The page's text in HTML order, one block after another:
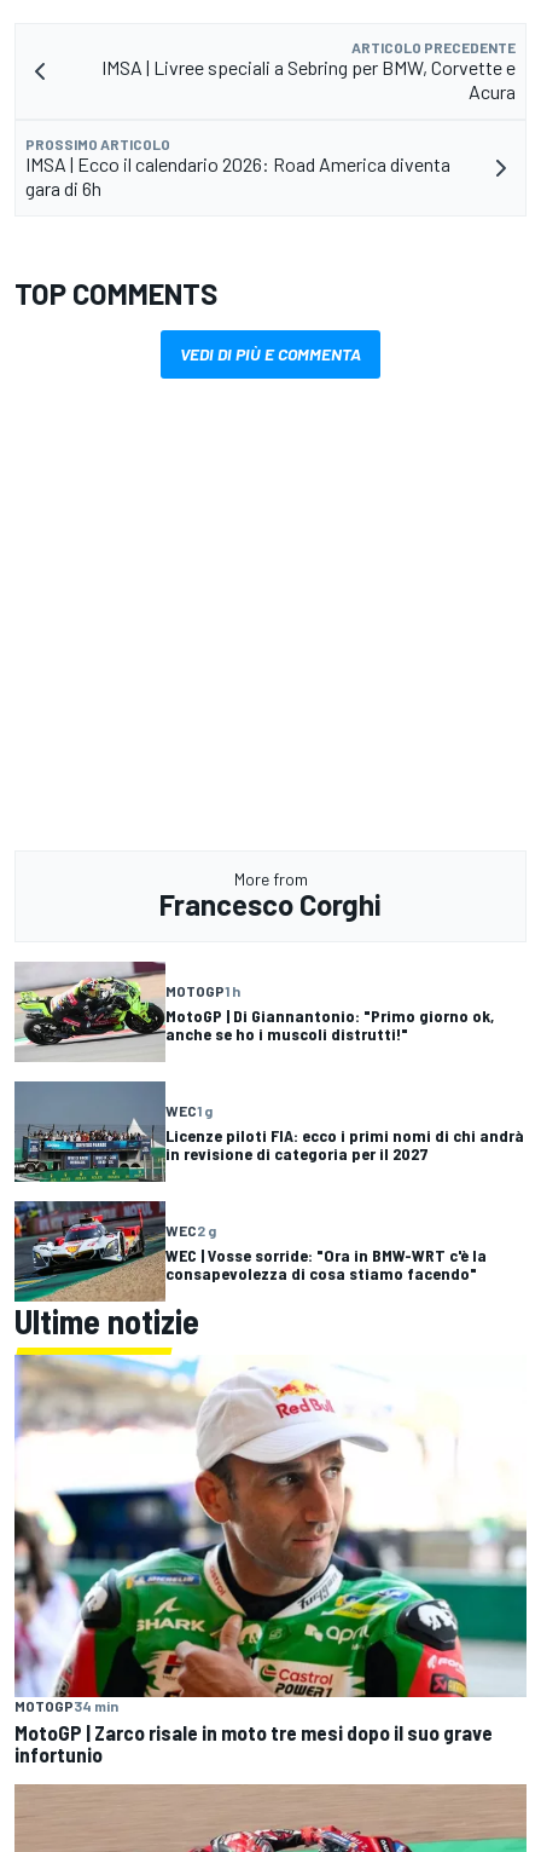
ARTICOLO PRECEDENTE
IMSA | Livree speciali a Sebring per BMW, Corvette e
Acura
PROSSIMO ARTICOLO
IMSA | Ecco il calendario 2026: Road America diventa
gara di 6h
TOP COMMENTS
VEDI DI PIÙ E COMMENTA
More from
Francesco Corghi
MOTOGP1 h
MotoGP | Di Giannantonio: "Primo giorno ok,
anche se ho i muscoli distrutti!"
WEC1 g
Licenze piloti FIA: ecco i primi nomi di chi andrà
in revisione di categoria per il 2027
WEC2 g
WEC | Vosse sorride: "Ora in BMW-WRT c'è la
consapevolezza di cosa stiamo facendo"
Ultime notizie
MOTOGP34 min
MotoGP | Zarco risale in moto tre mesi dopo il suo grave
infortunio